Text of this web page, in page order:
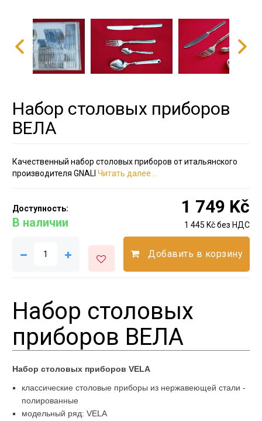
Набор столовых приборов
ВЕЛА
Качественный набор столовых приборов от итальянского
производителя GNALI Читать далее ..
Доступность:
В наличии
1 749 Kč
1 445 Kč без НДС
Добавить в корзину
Набор столовых
приборов ВЕЛА
Набор столовых приборов VELA
классические столовые приборы из нержавеющей стали -
полированные
модельный ряд: VELA